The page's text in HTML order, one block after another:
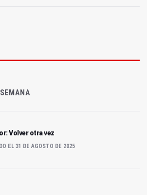
Volver otra vez
EL 31 DE AGOSTO DE 2025